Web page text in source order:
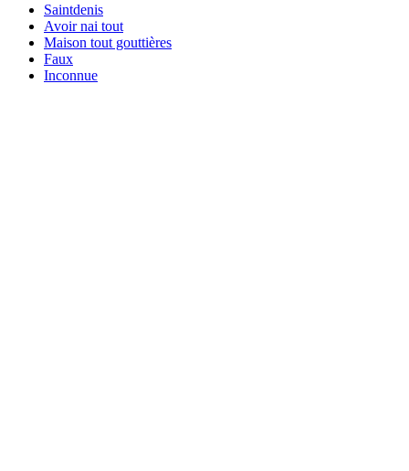
Saintdenis
Avoir nai tout
Maison tout gouttières
Faux
Inconnue